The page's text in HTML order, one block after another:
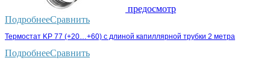
предосмотр
ПодробнееСравнить
Термостат KP 77 (+20…+60) с длиной капиллярной трубки 2 метра
ПодробнееСравнить